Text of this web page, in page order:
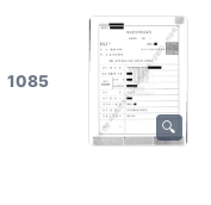
1085